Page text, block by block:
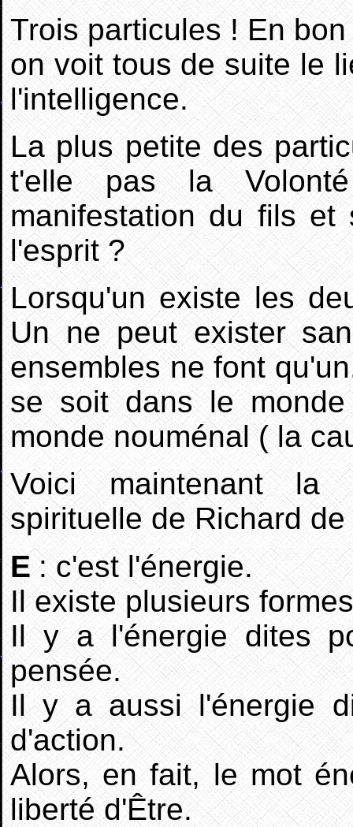
Trois particules ! En
on voit tous de suite le
l'intelligence.
La plus petite des
t'elle pas la
manifestation du fils et
l'esprit ?
Lorsqu'un existe les
Un ne peut exister
ensembles ne font
se soit dans le
monde nouménal ( la
Voici maintenant la
spirituelle de Richard
E : c'est l'énergie.
Il existe plusieurs
Il y a l'énergie dites
pensée.
Il y a aussi l'énergie
d'action.
Alors, en fait, le mot
liberté d'Être.